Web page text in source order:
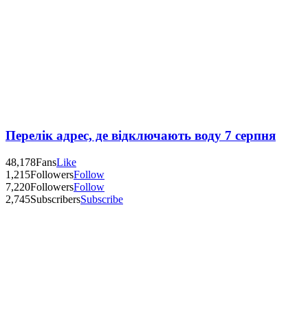
Перелік адрес, де відключають воду 7 серпня
48,178FansLike
1,215FollowersFollow
7,220FollowersFollow
2,745SubscribersSubscribe